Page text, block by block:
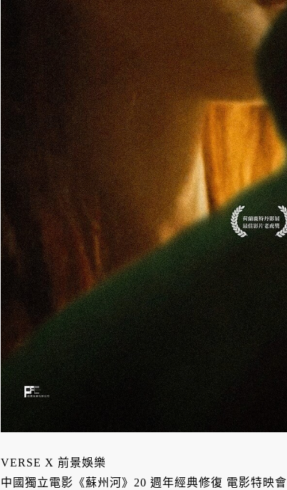
VERSE X 前景娛樂
中國獨立電影《蘇州河》20 週年經典修復 電影特映會